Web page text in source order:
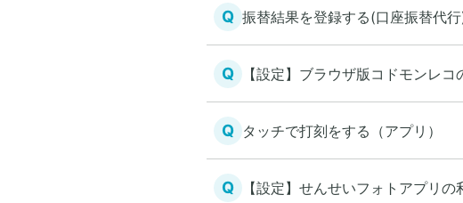
Q 振替結果を登録する(口座振替代行
Q 【設定】ブラウザ版コドモンレ
Q タッチで打刻をする（アプリ）
Q 【設定】せんせいフォトアプリの